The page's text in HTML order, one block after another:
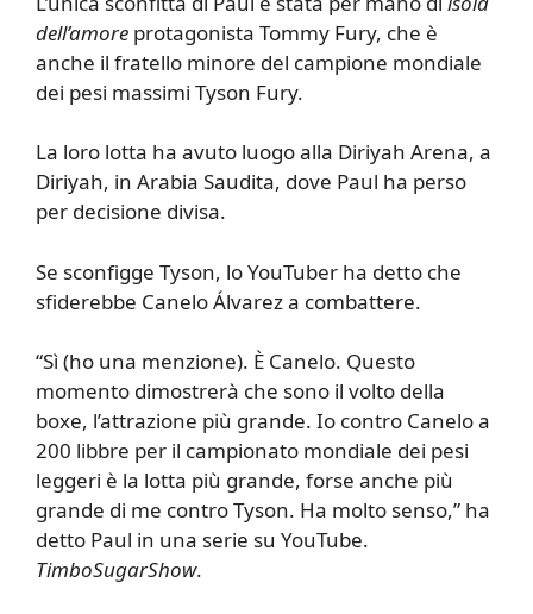
dell’amore protagonista Tommy Fury, che è
anche il fratello minore del campione mondiale
dei pesi massimi Tyson Fury.
La loro lotta ha avuto luogo alla Diriyah Arena, a
Diriyah, in Arabia Saudita, dove Paul ha perso
per decisione divisa.
Se sconfigge Tyson, lo YouTuber ha detto che
sfiderebbe Canelo Álvarez a combattere.
“Sì (ho una menzione). È Canelo. Questo
momento dimostrerà che sono il volto della
boxe, l’attrazione più grande. Io contro Canelo a
200 libbre per il campionato mondiale dei pesi
leggeri è la lotta più grande, forse anche più
grande di me contro Tyson. Ha molto senso,” ha
detto Paul in una serie su YouTube.
TimboSugarShow.